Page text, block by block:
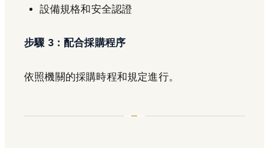
設備規格和安全認證
步驟 3：配合採購程序
依照機關的採購時程和規定進行。